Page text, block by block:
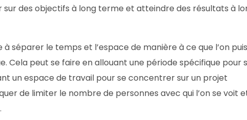
des objectifs à long terme et atteindre des résultats à
séparer le temps et l’espace de manière à ce que l’on
Cela peut se faire en allouant une période spécifique pour
un espace de travail pour se concentrer sur un projet
de limiter le nombre de personnes avec qui l’on se voit